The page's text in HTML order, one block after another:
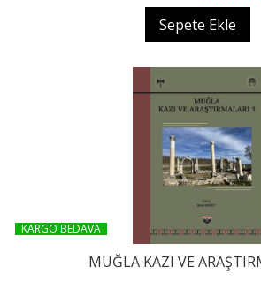
Sepete Ekle
KARGO BEDAVA
MUĞLA KAZI VE